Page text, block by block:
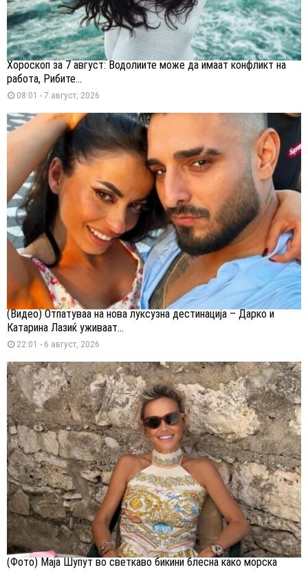
Хороскоп за 7 август: Водолиите може да имаат конфликт на
работа, Рибите...
08:01 - 7 август, 2026
(Видео) Отпатуваа на нова луксузна дестинација – Дарко и
Катарина Лазиќ уживаат...
22:01 - 6 август, 2026
(Фото) Маја Шупут во светкаво бикини блесна како морска